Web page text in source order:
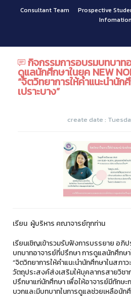
Consultant Team Prospective
Infomation
กิจกรรมการอบรมบทบาท
ดูแลนักศึกษาในยุค NEW
“จิตวิทยาการให้คำแนะนำนั
เปราะบาง”
create date :
เรียน ผู้บริหาร คณาจารย์ทุกท่าน
เรียนเชิญเข้ารวมรับฟังการบรรยาย อภิ
บทบาทอาจารย์ที่ปรึกษา การดูแลนักศึกษ
“จิตวิทยาการให้คำแนะนำนักศึกษาในสภา
วัตถุประสงค์ส่งเสริมให้บุคลากรสายวิชา
ปรึกษาแก่นักศึกษา เพื่อให้อาจารย์มีทักษ
บวกและมีบทบาทในการดูแลช่วยเหลือนัก